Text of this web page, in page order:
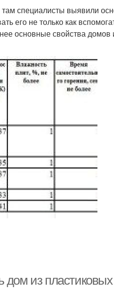
специалисты выявили
его не только как
основные свойства домов
дом из